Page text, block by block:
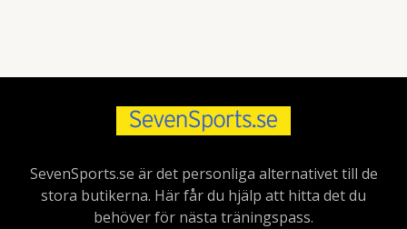
SevenSports.se är det personliga alternativet till de
stora butikerna. Här får du hjälp att hitta det du
behöver för nästa träningspass.